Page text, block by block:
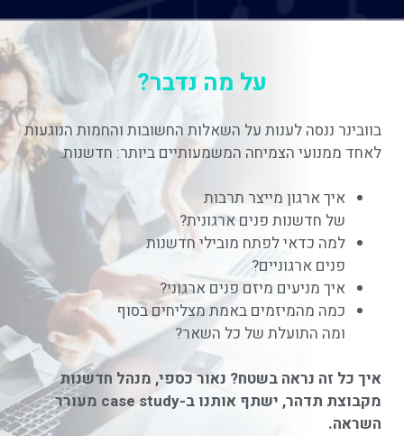
על מה נדבר?
בוובינר ננסה לענות על השאלות החשובות והחמות הנוגעות
לאחד ממנועי הצמיחה המשמעותיים ביותר: חדשנות.
איך ארגון מייצר תרבות
של חדשנות פנים ארגונית?
למה כדאי לפתח מובילי חדשנות
פנים ארגוניים?
איך מניעים מיזם פנים ארגוני?
כמה מהמיזמים באמת מצליחים בסוף
ומה התועלת של כל השאר?
איך כל זה נראה בשטח? נאור כספי, מנהל חדשנות
מקבוצת תדהר, ישתף אותנו ב-case study מעורר
השראה.